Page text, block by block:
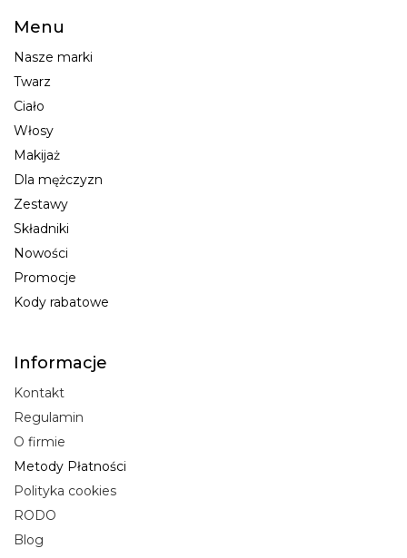
Menu
Nasze marki
Twarz
Ciało
Włosy
Makijaż
Dla mężczyzn
Zestawy
Składniki
Nowości
Promocje
Kody rabatowe
Informacje
Kontakt
Regulamin
O firmie
Metody Płatności
Polityka cookies
RODO
Blog